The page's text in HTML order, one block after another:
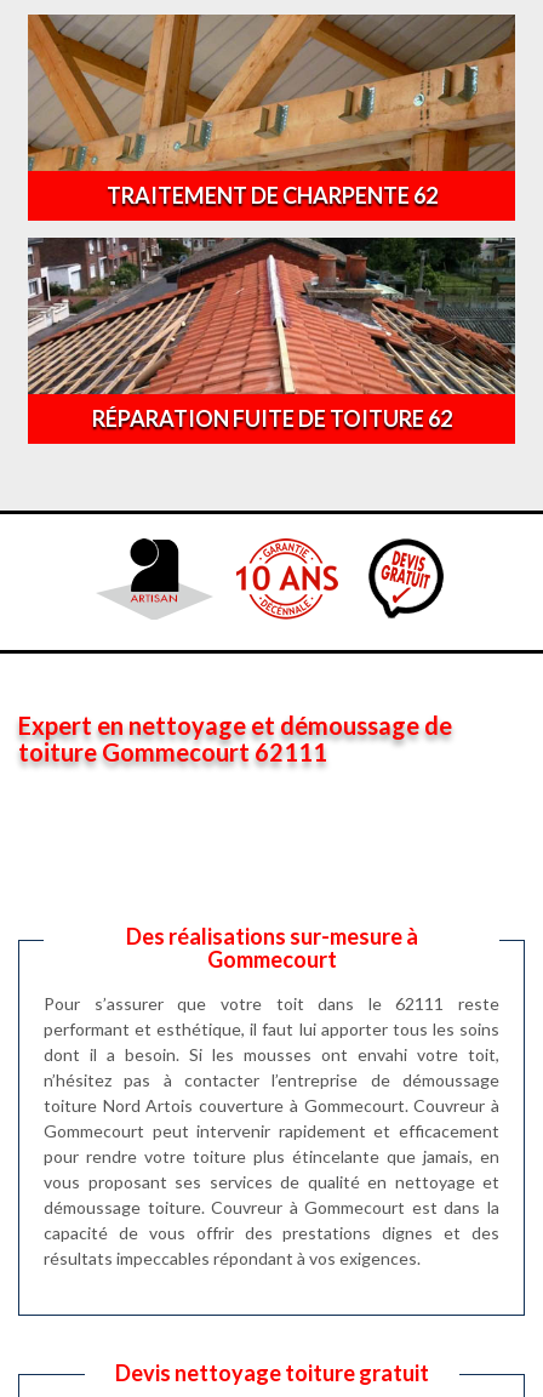
TRAITEMENT DE CHARPENTE 62
RÉPARATION FUITE DE TOITURE 62
Expert en nettoyage et démoussage de
toiture Gommecourt 62111
Des réalisations sur-mesure à
Gommecourt
Pour s’assurer que votre toit dans le 62111 reste
performant et esthétique, il faut lui apporter tous les soins
dont il a besoin. Si les mousses ont envahi votre toit,
n’hésitez pas à contacter l’entreprise de démoussage
toiture Nord Artois couverture à Gommecourt. Couvreur à
Gommecourt peut intervenir rapidement et efficacement
pour rendre votre toiture plus étincelante que jamais, en
vous proposant ses services de qualité en nettoyage et
démoussage toiture. Couvreur à Gommecourt est dans la
capacité de vous offrir des prestations dignes et des
résultats impeccables répondant à vos exigences.
Devis nettoyage toiture gratuit